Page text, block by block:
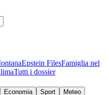
Epstein FilesFamiglia nel
Tutti i dossier
Economia Sport
Meteo